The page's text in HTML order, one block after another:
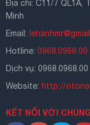
Địa chỉ: C11/7 QL1A,
Minh
Email:
Hotline: 0968.0968.00
Dịch vụ: 0968.0968.00
Website: http://
KẾT NỐI VỚI